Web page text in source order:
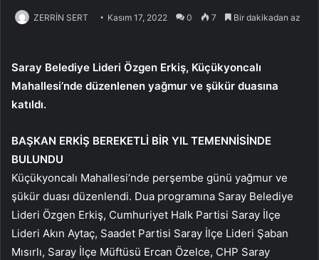
ZERRİN SERT Kasım 17, 2022 0 7 Bir dakikadan az
Saray Belediye Lideri Özgen Erkiş, Küçükyoncalı
Mahallesi’nde düzenlenen yağmur ve şükür duasına
katıldı.
BAŞKAN ERKİŞ BEREKETLİ BİR YIL TEMENNİSİNDE
BULUNDU
Küçükyoncalı Mahallesi’nde perşembe günü yağmur ve
şükür duası düzenlendi. Dua programına Saray Belediye
Lideri Özgen Erkiş, Cumhuriyet Halk Partisi Saray İlçe
Lideri Akın Aytaç, Saadet Partisi Saray İlçe Lideri Şaban
Mısırlı, Saray İlçe Müftüsü Ercan Özelce, CHP Saray